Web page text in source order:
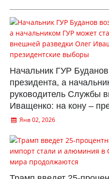
Начальник ГУР
президента, а
руководитель Службы
Иващенко: на кону –
Янв 02, 2026